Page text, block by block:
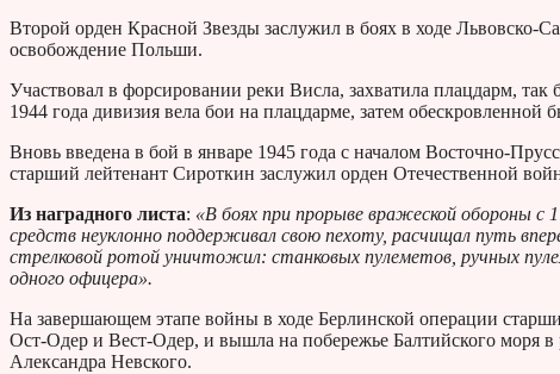
Второй орден Красной Звезды заслужил в боях в ходе Львовско-
освобождение Польши.
Участвовал в форсировании реки Висла, захватила плацдарм,
1944 года дивизия вела бои на плацдарме, затем обескровленной
Вновь введена в бой в январе 1945 года с началом Восточно-
старший лейтенант Сироткин заслужил орден Отечественной
Из наградного листа: «В боях при прорыве вражеской обороны с
средств неуклонно поддерживал свою пехоту, расчищал путь
стрелковой ротой уничтожил: станковых пулеметов, ручных
одного офицера».
На завершающем этапе войны в ходе Берлинской операции
Ост-Одер и Вест-Одер, и вышла на побережье Балтийского моря в
Александра Невского.